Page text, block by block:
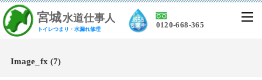
宮城水道仕事人
トイレつまり・水漏れ修理
0120-668-365
Image_fx (7)